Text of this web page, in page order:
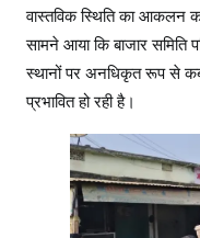
वास्तविक स्थिति का आकलन
सामने आया कि बाजार
स्थानों पर अनधिकृत रूप से
प्रभावित हो रही है।